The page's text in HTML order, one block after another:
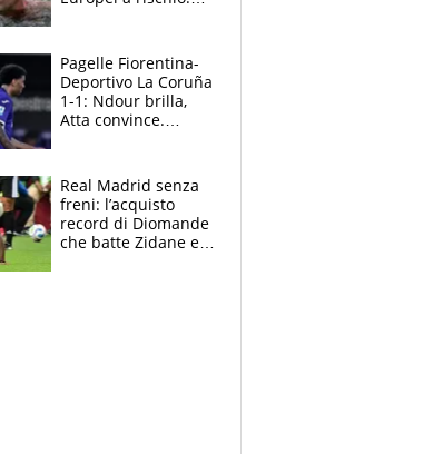
adesso
Pagelle Fiorentina-
Deportivo La Coruña
1-1: Ndour brilla,
Atta convince.
Real Madrid senza
freni: l’acquisto
record di Diomande
che batte Zidane e